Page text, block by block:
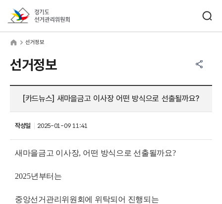
선거정보
선거정보
[카드뉴스] 새마을금고 이사장 어떤 방식으로 선출될까요?
작성일 2025-01-09 11:41
새마을금고 이사장, 어떤 방식으로 선출될까요?
2025년부터는
중앙선거관리위원회에 위탁되어 진행되는